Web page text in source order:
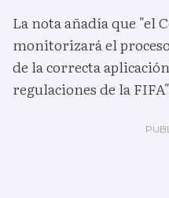
La nota añadía que "el
monitorizará el
de la correcta
regulaciones de la